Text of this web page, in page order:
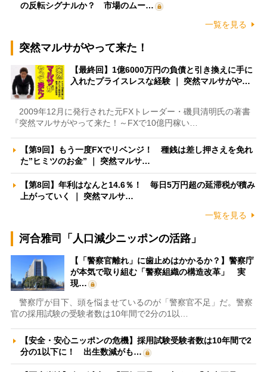
の反転シグナルか？ 市場のムー…
一覧を見る
突然マルサがやって来た！
【最終回】1億6000万円の負債と引き換えに手に
入れたプライスレスな経験 ｜ 突然マルサがや…
2009年12月に発行された元FXトレーダー・磯貝清明氏の著書
『突然マルサがやって来た！～FXで10億円稼い…
【第9回】もう一度FXでリベンジ！ 種銭は差し押さえを免れ
た”ヒミツのお金” ｜ 突然マルサ…
【第8回】年利はなんと14.6％！ 毎日5万円超の延滞税が積み
上がっていく ｜ 突然マルサ…
一覧を見る
河合雅司「人口減少ニッポンの活路」
【「警察官離れ」に歯止めはかかるか？】警察庁
が本気で取り組む「警察組織の構造改革」 実
現…
警察庁が目下、頭を悩ませているのが「警察官不足」だ。警察
官の採用試験の受験者数は10年間で2分の1以…
【安全・安心ニッポンの危機】採用試験受験者数は10年間で2
分の1以下に！ 出生数減がも…